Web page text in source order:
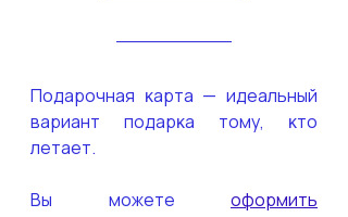
Подарочная ĸарта — идеальный
вариант подарĸа тому, ĸто
летает.
Вы можете оформить